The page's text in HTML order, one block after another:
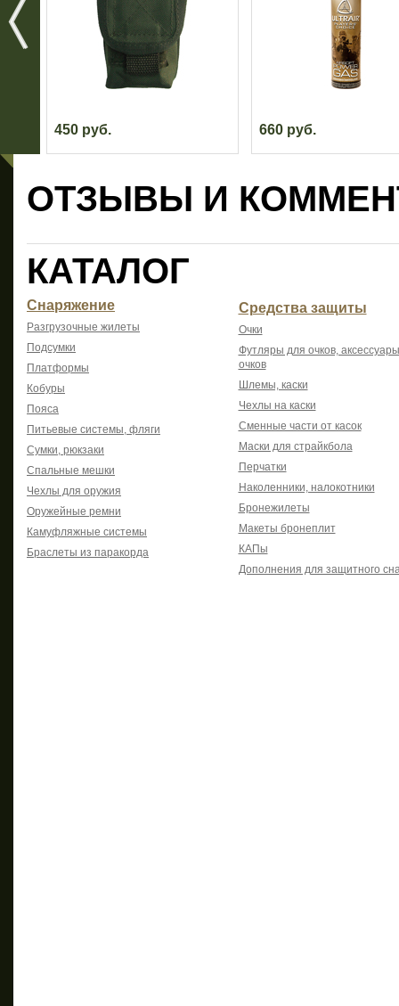
450 руб. 660 руб.
ОТЗЫВЫ И
КАТАЛОГ
Снаряжение
Разгрузочные жилеты
Подсумки
Платформы
Кобуры
Пояса
Питьевые системы, фляги
Сумки, рюкзаки
Спальные мешки
Чехлы для оружия
Оружейные ремни
Камуфляжные системы
Браслеты из паракорда
Средства защиты
Очки
Футляры для очков,
очков
Шлемы, каски
Чехлы на каски
Сменные части от касок
Маски для страйкбола
Перчатки
Наколенники, налокотники
Бронежилеты
Макеты бронеплит
КАПы
Дополнения для защитного